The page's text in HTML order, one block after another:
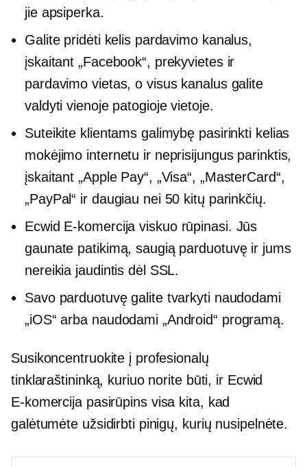
jie apsiperka.
Galite pridėti kelis pardavimo kanalus,
įskaitant „Facebook“, prekyvietes ir
pardavimo vietas, o visus kanalus galite
valdyti vienoje patogioje vietoje.
Suteikite klientams galimybę pasirinkti kelias
mokėjimo internetu ir neprisijungus parinktis,
įskaitant „Apple Pay“, „Visa“, „MasterCard“,
„PayPal“ ir daugiau nei 50 kitų parinkčių.
Ecwid E-komercija viskuo rūpinasi. Jūs
gaunate patikimą, saugią parduotuvę ir jums
nereikia jaudintis dėl SSL.
Savo parduotuvę galite tvarkyti naudodami
„iOS“ arba naudodami „Android“ programą.
Susikoncentruokite į profesionalų
tinklaraštininką, kuriuo norite būti, ir Ecwid
E-komercijapasirūpins visa kita, kad
galėtumėte užsidirbti pinigų, kurių nusipelnėte.